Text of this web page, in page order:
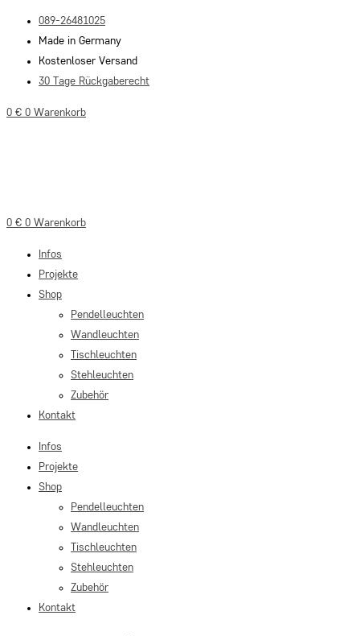
Inhalt
springen
089-26481025
Made in Germany
Kostenloser Versand
30 Tage Rückgaberecht
0 € 0 Warenkorb
0 € 0 Warenkorb
Infos
Projekte
Shop
Pendelleuchten
Wandleuchten
Tischleuchten
Stehleuchten
Zubehör
Kontakt
Infos
Projekte
Shop
Pendelleuchten
Wandleuchten
Tischleuchten
Stehleuchten
Zubehör
Kontakt